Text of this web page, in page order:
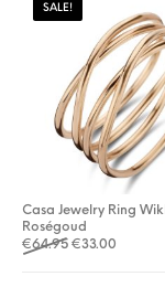
SALE!
Casa Jewelry Ring
Roségoud
€64.95 €33.00